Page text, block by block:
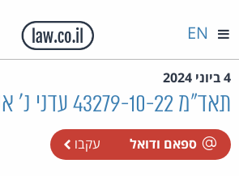
EN
4 ביוני 2024
תאד"מ 43279-10-22 עדני נ' אסף שיפי בע"מ
ספאם ודואל עקבו